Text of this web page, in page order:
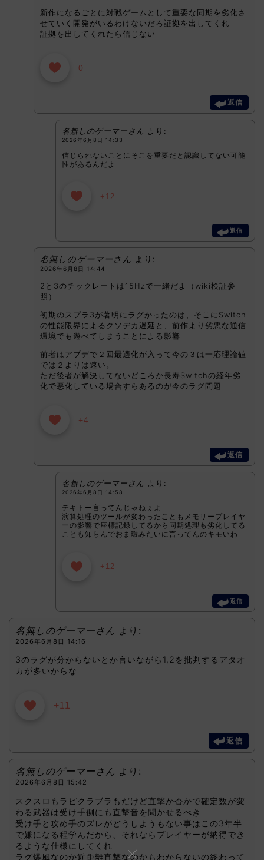
新作になるごとに対戦ゲームとして重要な同期を劣化さ
せていく開発がいるわけないだろ証拠を出してくれ
証拠を出してくれたら信じない
0
返信
名無しのゲーマーさん より:
2026年6月8日 14:33
信じられないことにそこを重要だと認識してない可能
性があるんだよ
+12
返信
名無しのゲーマーさん より:
2026年6月8日 14:44
2と3のチックレートは15Hzで一緒だよ（wiki検証参
照）
初期のスプラ3が著明にラグかったのは、そこにSwitch
の性能限界によるクソデカ遅延と、前作より劣悪な通信
環境でも遊べてしまうことによる影響
前者はアプデで２回最適化が入って今の３は一応理論値
では２よりは速い。
ただ後者が解決してないどころか長寿Switchの経年劣
化で悪化している場合すらあるのが今のラグ問題
+4
返信
名無しのゲーマーさん より:
2026年6月8日 14:58
テキトー言ってんじゃねぇよ
演算処理のツールが変わったこともメモリープレイヤ
ーの影響で座標記録してるから同期処理も劣化してる
ことも知らんでおま環みたいに言ってんのキモいわ
+12
返信
名無しのゲーマーさん より:
2026年6月8日 14:16
3のラグが分からないとか言いながら1,2を批判するアタオ
カが多いからな
+11
返信
名無しのゲーマーさん より:
2026年6月8日 15:42
スクスロもラピクラブラもだけど直撃か否かで確定数が変
わる武器は受け手側にも直撃音を聞かせるべき
受け手と攻め手のズレがどうしようもない事はこの3年半
で嫌になる程学んだから、それならプレイヤーが納得でき
るような仕様にしてくれ
ラグ爆風なのか近距離直撃なのかもわからないの終わって